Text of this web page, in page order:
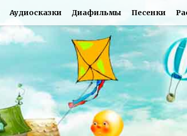
Аудиосказки Диафильмы Песенки